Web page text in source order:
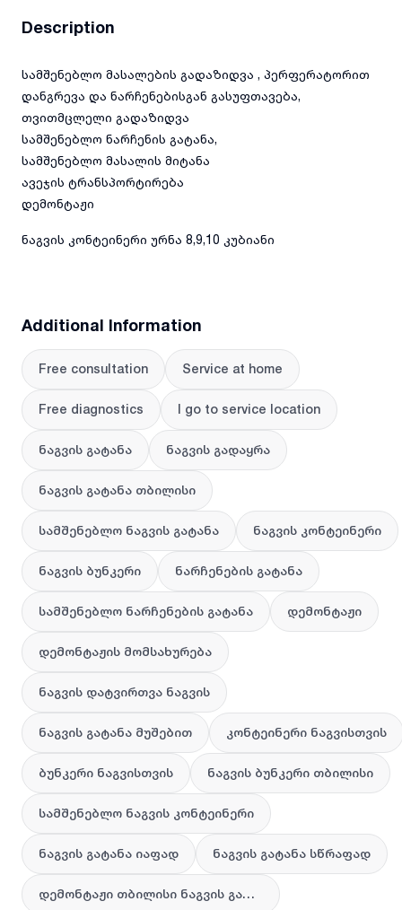
Description
სამშენებლო მასალების გადაზიდვა , პერფერატორით
დანგრევა და ნარჩენებისგან გასუფთავება,
თვითმცლელი გადაზიდვა
სამშენებლო ნარჩენის გატანა,
სამშენებლო მასალის მიტანა
ავეჯის ტრანსპორტირება
დემონტაჟი
ნაგვის კონტეინერი ურნა 8,9,10 კუბიანი
Additional Information
Free consultation Service at home
Free diagnostics I go to service location
ნაგვის გატანა ნაგვის გადაყრა
ნაგვის გატანა თბილისი
სამშენებლო ნაგვის გატანა ნაგვის კონტეინერი
ნაგვის ბუნკერი ნარჩენების გატანა
სამშენებლო ნარჩენების გატანა დემონტაჟი
დემონტაჟის მომსახურება
ნაგვის დატვირთვა ნაგვის
ნაგვის გატანა მუშებით კონტეინერი ნაგვისთვის
ბუნკერი ნაგვისთვის ნაგვის ბუნკერი თბილისი
სამშენებლო ნაგვის კონტეინერი
ნაგვის გატანა იაფად ნაგვის გატანა სწრაფად
დემონტაჟი თბილისი ნაგვის გატანა გამოძახებით